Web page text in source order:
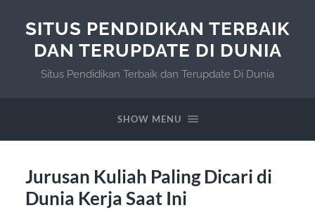
SITUS PENDIDIKAN TERBAIK
DAN TERUPDATE DI DUNIA
Situs Pendidikan Terbaik dan Terupdate Di Dunia
SHOW MENU
Jurusan Kuliah Paling Dicari di
Dunia Kerja Saat Ini